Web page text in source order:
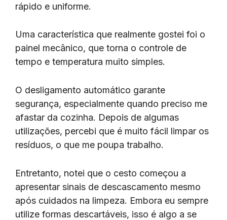
rápido e uniforme.
Uma característica que realmente gostei foi o
painel mecânico, que torna o controle de
tempo e temperatura muito simples.
O desligamento automático garante
segurança, especialmente quando preciso me
afastar da cozinha. Depois de algumas
utilizações, percebi que é muito fácil limpar os
resíduos, o que me poupa trabalho.
Entretanto, notei que o cesto começou a
apresentar sinais de descascamento mesmo
após cuidados na limpeza. Embora eu sempre
utilize formas descartáveis, isso é algo a se